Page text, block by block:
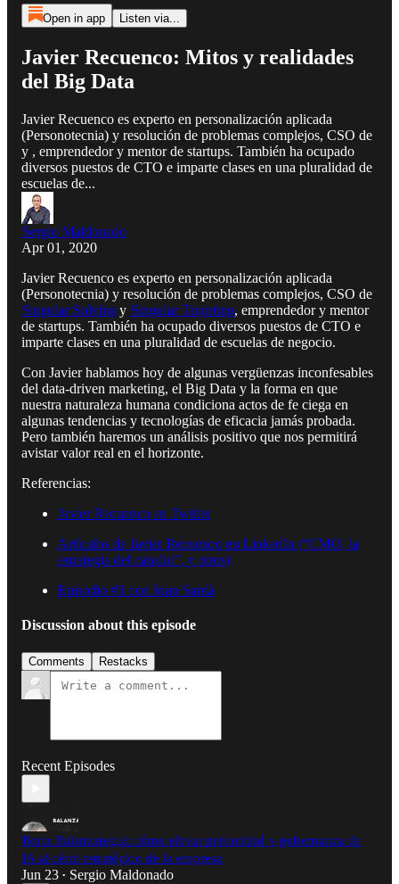
Open in app Listen via...
Javier Recuenco: Mitos y realidades
del Big Data
Javier Recuenco es experto en personalización aplicada
(Personotecnia) y resolución de problemas complejos, CSO de
y , emprendedor y mentor de startups. También ha ocupado
diversos puestos de CTO e imparte clases en una pluralidad de
escuelas de...
Sergio Maldonado
Apr 01, 2020
Javier Recuenco es experto en personalización aplicada
(Personotecnia) y resolución de problemas complejos, CSO de
Singular Solving y Singular Targeting, emprendedor y mentor
de startups. También ha ocupado diversos puestos de CTO e
imparte clases en una pluralidad de escuelas de negocio.
Con Javier hablamos hoy de algunas vergüenzas inconfesables
del data-driven marketing, el Big Data y la forma en que
nuestra naturaleza humana condiciona actos de fe ciega en
algunas tendencias y tecnologías de eficacia jamás probada.
Pero también haremos un análisis positivo que nos permitirá
avistar valor real en el horizonte.
Referencias:
Javier Recuenco en Twitter
Artículos de Javier Recuenco en LinkedIn (“CMO, la
estrategia del caballo”, y otros)
Episodio #1 con Joan Sardà
Discussion about this episode
Comments Restacks
Recent Episodes
Berta Balanzategui: cómo elevar privacidad y gobernanza de
IA al cénit estratégico de la empresa
Jun 23 • Sergio Maldonado